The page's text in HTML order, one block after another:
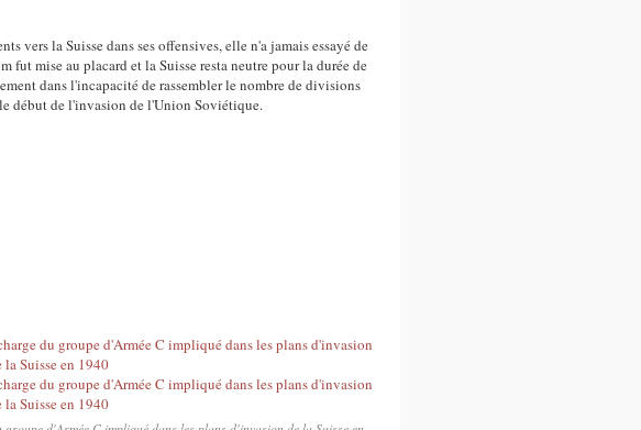
vers la Suisse dans ses offensives, elle n'a jamais essayé de
fut mise au placard et la Suisse resta neutre pour la durée de
dans l'incapacité de rassembler le nombre de divisions
début de l'invasion de l'Union Soviétique.